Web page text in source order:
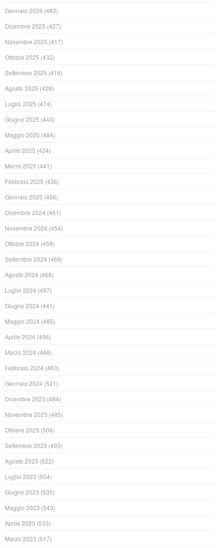
Gennaio 2026 (483)
Dicembre 2025 (427)
Novembre 2025 (417)
Ottobre 2025 (432)
Settembre 2025 (416)
Agosto 2025 (428)
Luglio 2025 (474)
Giugno 2025 (443)
Maggio 2025 (484)
Aprile 2025 (424)
Marzo 2025 (441)
Febbraio 2025 (436)
Gennaio 2025 (456)
Dicembre 2024 (461)
Novembre 2024 (454)
Ottobre 2024 (458)
Settembre 2024 (469)
Agosto 2024 (468)
Luglio 2024 (497)
Giugno 2024 (441)
Maggio 2024 (485)
Aprile 2024 (456)
Marzo 2024 (468)
Febbraio 2024 (460)
Gennaio 2024 (521)
Dicembre 2023 (494)
Novembre 2023 (485)
Ottobre 2023 (506)
Settembre 2023 (493)
Agosto 2023 (522)
Luglio 2023 (554)
Giugno 2023 (535)
Maggio 2023 (543)
Aprile 2023 (533)
Marzo 2023 (517)